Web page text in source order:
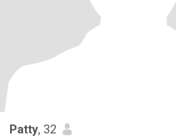
Patty, 32